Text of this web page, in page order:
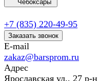
Чебоксары
+7 (835) 220-49-95
Заказать звонок
E-mail
zakaz@barsprom.ru
Адрес
Ярославская ул., 27 р-